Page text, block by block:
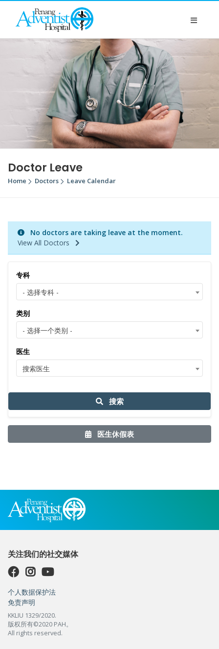
Doctor Leave
Home Doctors Leave Calendar
No doctors are taking leave at the moment.
View All Doctors
专科
- 选择专科 -
类别
- 选择一个类别 -
医生
搜索医生
搜索
医生休假表
关注我们的社交媒体
个人数据保护法
免责声明
KKLIU 1329/2020.
版权所有©2020 PAH。
All rights reserved.